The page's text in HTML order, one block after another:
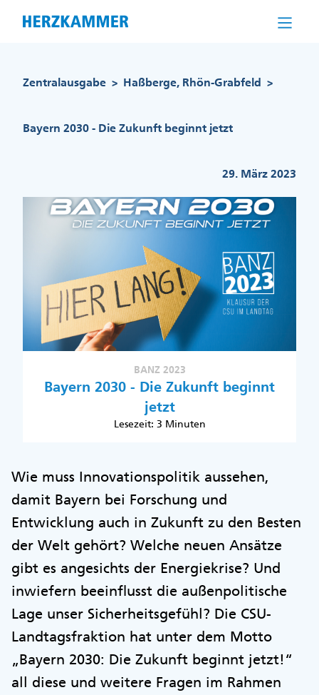
Zentralausgabe > Haßberge, Rhön-Grabfeld >
Bayern 2030 - Die Zukunft beginnt jetzt
29. März 2023
BANZ 2023
Bayern 2030 - Die Zukunft beginnt
jetzt
Lesezeit: 3 Minuten
Wie muss Innovationspolitik aussehen,
damit Bayern bei Forschung und
Entwicklung auch in Zukunft zu den Besten
der Welt gehört? Welche neuen Ansätze
gibt es angesichts der Energiekrise? Und
inwiefern beeinflusst die außenpolitische
Lage unser Sicherheitsgefühl? Die CSU-
Landtagsfraktion hat unter dem Motto
„Bayern 2030: Die Zukunft beginnt jetzt!“
all diese und weitere Fragen im Rahmen